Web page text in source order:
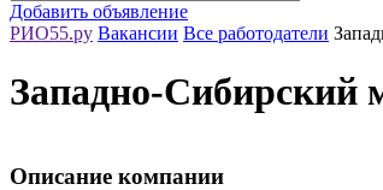
Добавить объявление
РИО55.ру Вакансии Все работодатели
Западно-Сибирский
Описание компании